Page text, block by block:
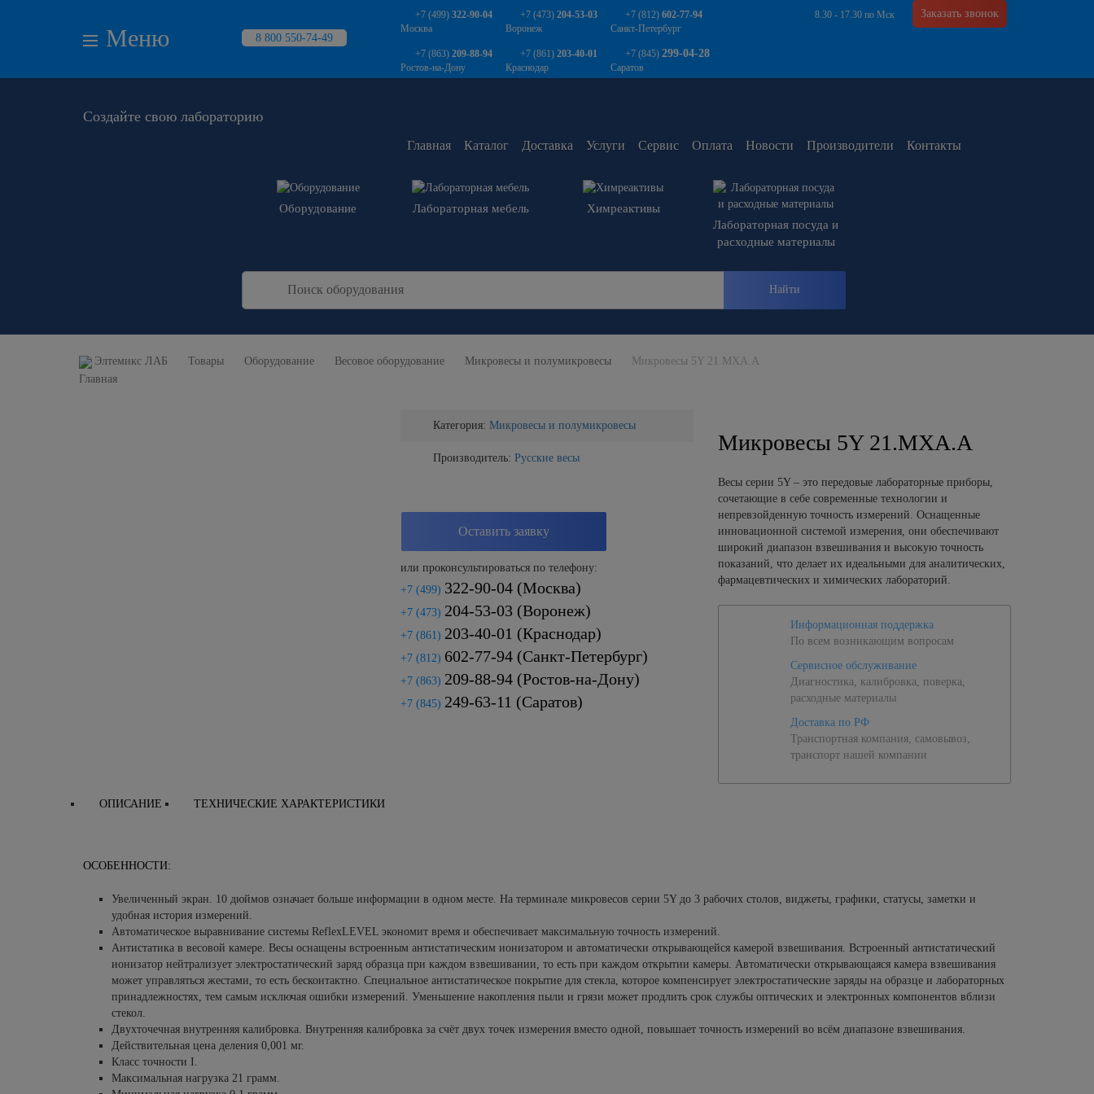
Меню 8 800 550-74-49
+7 (499) 322-90-04
Москва
+7 (473) 204-53-03
Воронеж
+7 (812) 602-77-94
Санкт-Петербург
+7 (863) 209-88-94
Ростов-на-Дону
+7 (861) 203-40-01
Краснодар
+7 (845) 299-04-28
Саратов
8.30 - 17.30 по Мск Заказать звонок
Создайте свою лабораторию
Главная Каталог Доставка Услуги Сервис Оплата Новости Производители Контакты
Оборудование Лабораторная мебель
Химреактивы
Лабораторная посуда и
расходные материалы
Найти
Элтемикс ЛАБ Товары Оборудование Весовое оборудование Микровесы и полумикровесы Микровесы 5Y 21.MXA.A
Категория: Микровесы и полумикровесы
Производитель: Русские весы
Оставить заявку
или проконсультироваться по телефону:
+7 (499) 322-90-04 (Москва)
+7 (473) 204-53-03 (Воронеж)
+7 (861) 203-40-01 (Краснодар)
+7 (812) 602-77-94 (Санкт-Петербург)
+7 (863) 209-88-94 (Ростов-на-Дону)
+7 (845) 249-63-11 (Саратов)
Микровесы 5Y 21.MXA.A
Весы серии 5Y – это передовые лабораторные приборы,
сочетающие в себе современные технологии и
непревзойденную точность измерений. Оснащенные
инновационной системой измерения, они обеспечивают
широкий диапазон взвешивания и высокую точность
показаний, что делает их идеальными для аналитических,
фармацевтических и химических лабораторий.
Информационная поддержка
По всем возникающим вопросам
Сервисное обслуживание
Диагностика, калибровка, поверка,
расходные материалы
Доставка по РФ
Транспортная компания, самовывоз,
транспорт нашей компании
ОПИСАНИЕ ТЕХНИЧЕСКИЕ ХАРАКТЕРИСТИКИ
ОСОБЕННОСТИ:
Увеличенный экран. 10 дюймов означает больше информации в одном месте. На терминале микровесов серии 5Y до 3 рабочих столов, виджеты, графики, статусы, заметки и
удобная история измерений.
Автоматическое выравнивание системы ReflexLEVEL экономит время и обеспечивает максимальную точность измерений.
Антистатика в весовой камере. Весы оснащены встроенным антистатическим ионизатором и автоматически открывающейся камерой взвешивания. Встроенный антистатический
ионизатор нейтрализует электростатический заряд образца при каждом взвешивании, то есть при каждом открытии камеры. Автоматически открывающаяся камера взвешивания
может управляться жестами, то есть бесконтактно. Специальное антистатическое покрытие для стекла, которое компенсирует электростатические заряды на образце и лабораторных
принадлежностях, тем самым исключая ошибки измерений. Уменьшение накопления пыли и грязи может продлить срок службы оптических и электронных компонентов вблизи
стекол.
Двухточечная внутренняя калибровка. Внутренняя калибровка за счёт двух точек измерения вместо одной, повышает точность измерений во всём диапазоне взвешивания.
Действительная цена деления 0,001 мг.
Класс точности I.
Максимальная нагрузка 21 грамм.